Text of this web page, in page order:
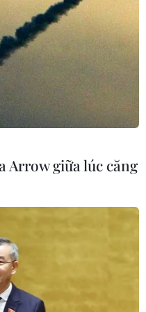
Arrow giữa lúc căng